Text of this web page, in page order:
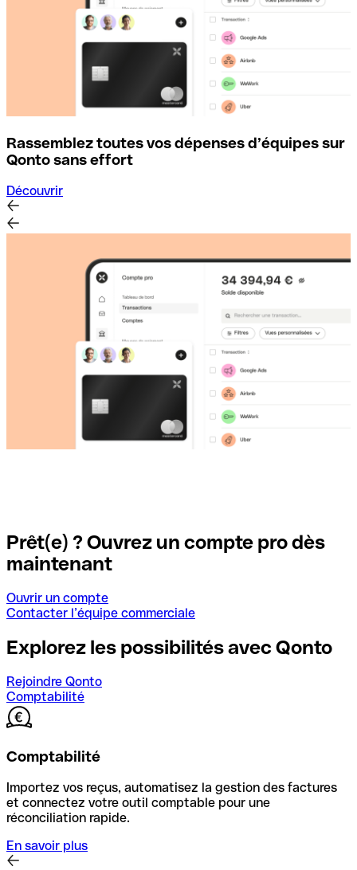
Rassemblez toutes vos dépenses d’équipes sur
Qonto sans effort
Découvrir
Prêt(e) ? Ouvrez un compte pro dès
maintenant
Ouvrir un compte
Contacter l’équipe commerciale
Explorez les possibilités avec Qonto
Rejoindre Qonto
Comptabilité
Comptabilité
Importez vos reçus, automatisez la gestion des factures
et connectez votre outil comptable pour une
réconciliation rapide.
En savoir plus